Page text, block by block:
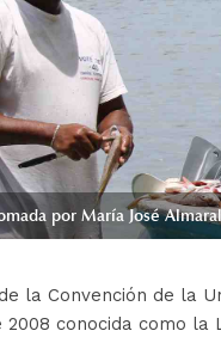
por María José
la Convención de la
2008 conocida como